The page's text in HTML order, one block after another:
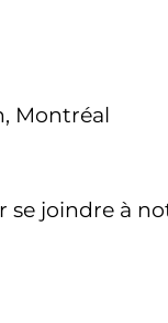
Montréal
se joindre